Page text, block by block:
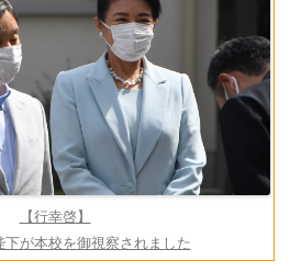
【行幸啓】
下が本校を御視察されました